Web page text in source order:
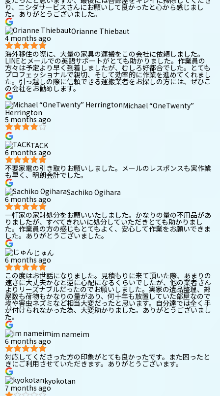
り、ニシダサービスさんにお願いして良かったと心から感じまし
た。ありがとうございました。
Orianne Thiebaut
4 months ago
海外移住の際に、大量の家具の運搬をこの会社に依頼しました。
LINEとメールでの英語サポートがとても助かりました。作業員の
方々は予定より早く到着しましたが、むしろ好都合でした。とても
プロフェッショナルで親切、そして効率的に作業を進めてくれまし
た。引っ越しの際に信頼できる運搬業者をお探しの方には、ぜひこ
の会社をお勧めします。
Michael “OneTwenty”
Herrington
5 months ago
TACK
6 months ago
不要家電の引き取りお願いしました。メールのレスポンスも実作業
も早く、明朗会計でした。
Sachiko Ogihara
6 months ago
一軒家の家財処分をお願いいたしました。かなりの量の不用品があ
りましたが、すべてきれいに処分していただきとても助かりまし
た。作業員の方の感じもとてもよく、安心して作業をお願いできま
した。ありがとうございました。
じゅん
6 months ago
この度はお世話になりました。見積もりに来て頂いた際、あまりの
速さに大丈夫かなと逆に心配になるくらいでしたが、他の業者さん
よりリーズナブルだったのでお願いしました。実家の遺品整理、部
屋数も荷物もかなりの量があり、何十年も放置していた部屋なので
埃や害虫ネズミなど相当大変だったと思います。自分達では全く手
が付けられなかった為、大変助かりました。ありがとうございまし
た。
im nameim
6 months ago
対応してくださった方の印象がとても良かったです。また困ったと
きにご利用させていただきます。ありがとうございます。
kyokotan
7 months ago